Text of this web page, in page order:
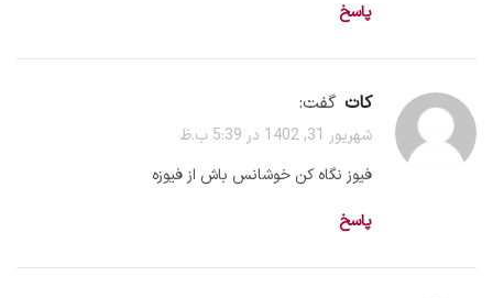
پاسخ
کات گفت:
شهریور 31, 1402 در 5:39 ب.ظ
فیوز نگاه کن خوشانس باش از فیوزه
پاسخ